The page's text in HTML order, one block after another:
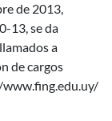
de 2013,
13, se da
a
de cargos